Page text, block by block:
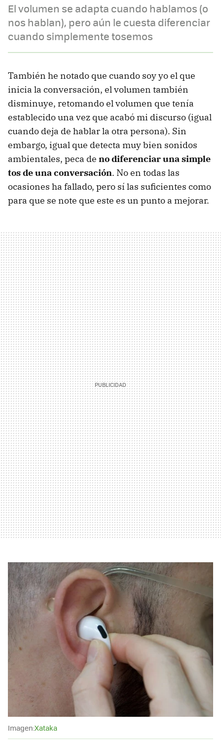
El volumen se adapta cuando hablamos (o
nos hablan), pero aún le cuesta diferenciar
cuando simplemente tosemos
También he notado que cuando soy yo el que
inicia la conversación, el volumen también
disminuye, retomando el volumen que tenía
establecido una vez que acabó mi discurso (igual
cuando deja de hablar la otra persona). Sin
embargo, igual que detecta muy bien sonidos
ambientales, peca de no diferenciar una simple
tos de una conversación. No en todas las
ocasiones ha fallado, pero sí las suficientes como
para que se note que este es un punto a mejorar.
Imagen:Xataka